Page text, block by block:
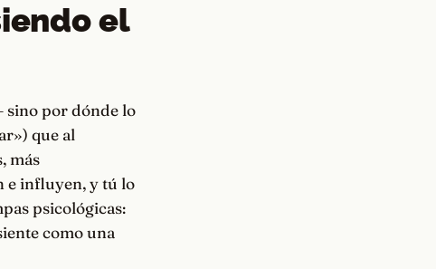
el
sino por dónde lo
que al
más
e influyen, y tú lo
psicológicas:
como una